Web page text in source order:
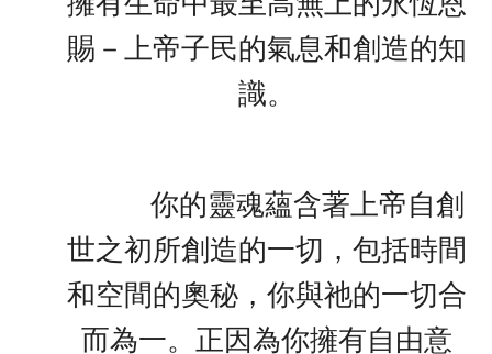
賜－上帝子民的氣息和創造的知
識。
你的靈魂蘊含著上帝自創
世之初所創造的一切，包括時間
和空間的奧秘，你與祂的一切合
而為一。正因為你擁有自由意